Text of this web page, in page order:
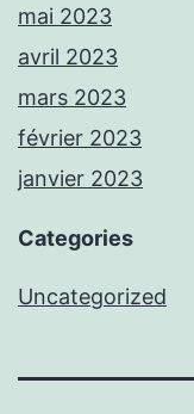
mai 2023
avril 2023
mars 2023
février 2023
janvier 2023
Categories
Uncategorized